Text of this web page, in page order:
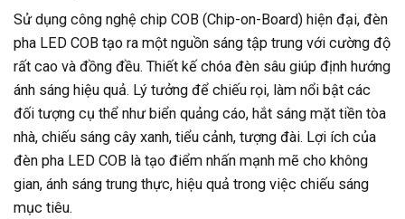
Sử dụng công nghệ chip COB (Chip-on-Board) hiện đại, đèn
pha LED COB tạo ra một nguồn sáng tập trung với cường độ
rất cao và đồng đều. Thiết kế chóa đèn sâu giúp định hướng
ánh sáng hiệu quả. Lý tưởng để chiếu rọi, làm nổi bật các
đối tượng cụ thể như biển quảng cáo, hắt sáng mặt tiền tòa
nhà, chiếu sáng cây xanh, tiểu cảnh, tượng đài. Lợi ích của
đèn pha LED COB là tạo điểm nhấn mạnh mẽ cho không
gian, ánh sáng trung thực, hiệu quả trong việc chiếu sáng
mục tiêu.